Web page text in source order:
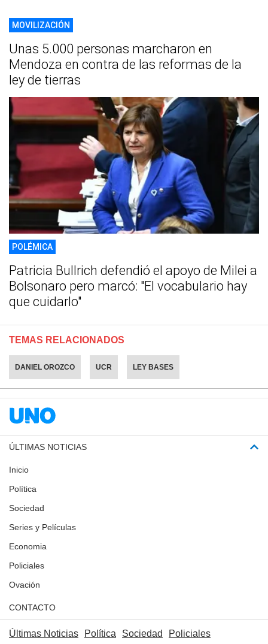
MOVILIZACIÓN
Unas 5.000 personas marcharon en
Mendoza en contra de las reformas de la
ley de tierras
POLÉMICA
Patricia Bullrich defendió el apoyo de Milei a
Bolsonaro pero marcó: "El vocabulario hay
que cuidarlo"
TEMAS RELACIONADOS
DANIEL OROZCO UCR LEY BASES
ÚLTIMAS NOTICIAS
Inicio
Política
Sociedad
Series y Películas
Economia
Policiales
Ovación
CONTACTO
Últimas Noticias Política Sociedad Policiales